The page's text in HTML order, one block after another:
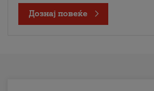
Дознај повеќе